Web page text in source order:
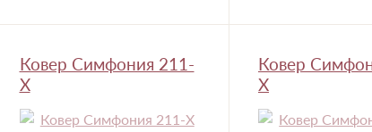
Ковер Симфония 211-
X
Ковер
X